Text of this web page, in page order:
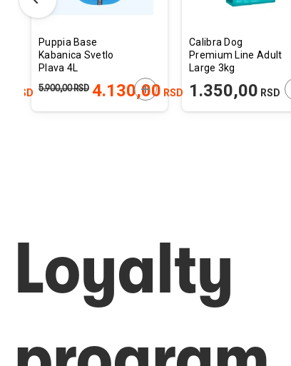
RSD U KORPU
Puppia Base
Kabanica Svetlo
Plava 4L
4.130,00 RSD
5.900,00RSD DODAJTE U KORPU
Calibra Dog
Premium Line Adult
Large 3kg
1.350,00 RSD
Loyalty